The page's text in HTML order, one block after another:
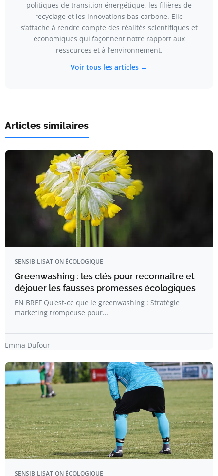
politiques de transition énergétique, les filières de
recyclage et les innovations bas carbone. Elle
s’attache à rendre compte des réalités scientifiques et
économiques qui façonnent notre rapport aux
ressources et à l’environnement.
Voir tous les articles →
Articles similaires
SENSIBILISATION ÉCOLOGIQUE
Greenwashing : les clés pour reconnaître et
déjouer les fausses promesses écologiques
EN BREF Qu’est-ce que le greenwashing : Stratégie
marketing trompeuse pour…
Emma Dufour
SENSIBILISATION ÉCOLOGIQUE